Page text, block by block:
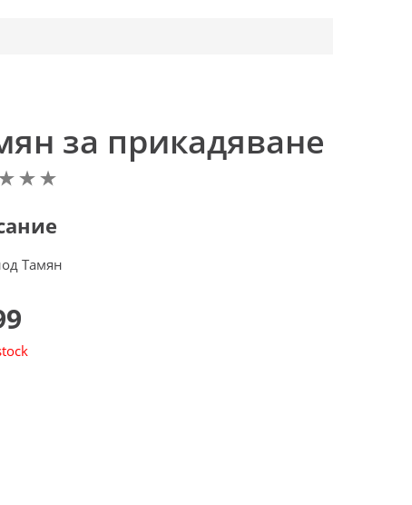
за прикадяване
Тамян